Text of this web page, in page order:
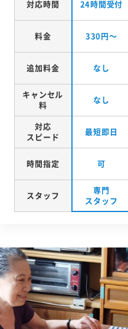
対応時間 24時間受付
料金 330円～
追加料金 なし
キャンセル
料
なし
対応
スピード
最短即日
時間指定 可
スタッフ
専門
スタッフ